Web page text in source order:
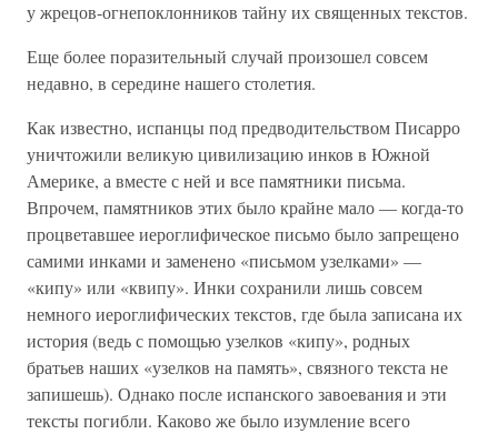
у жрецов-огнепоклонников тайну их священных текстов.
Еще более поразительный случай произошел совсем
недавно, в середине нашего столетия.
Как известно, испанцы под предводительством Писарро
уничтожили великую цивилизацию инков в Южной
Америке, а вместе с ней и все памятники письма.
Впрочем, памятников этих было крайне мало — когда-то
процветавшее иероглифическое письмо было запрещено
самими инками и заменено «письмом узелками» —
«кипу» или «квипу». Инки сохранили лишь совсем
немного иероглифических текстов, где была записана их
история (ведь с помощью узелков «кипу», родных
братьев наших «узелков на память», связного текста не
запишешь). Однако после испанского завоевания и эти
тексты погибли. Каково же было изумление всего